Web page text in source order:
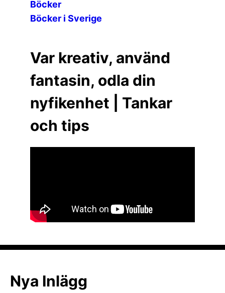
Böcker
Böcker i Sverige
Var kreativ, använd
fantasin, odla din
nyfikenhet | Tankar
och tips
Nya Inlägg